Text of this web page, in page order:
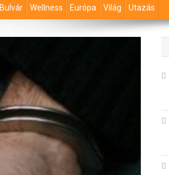
Bulvár Wellness Európa Világ Utazás